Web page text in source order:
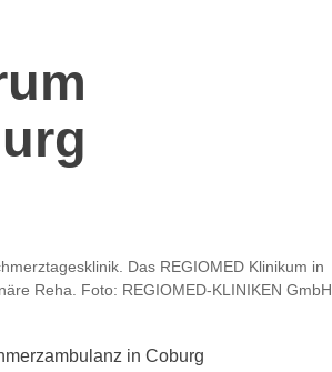
Das REGIOMED Klinikum in
Reha. Foto: REGIOMED-KLINIKEN GmbH
in Coburg